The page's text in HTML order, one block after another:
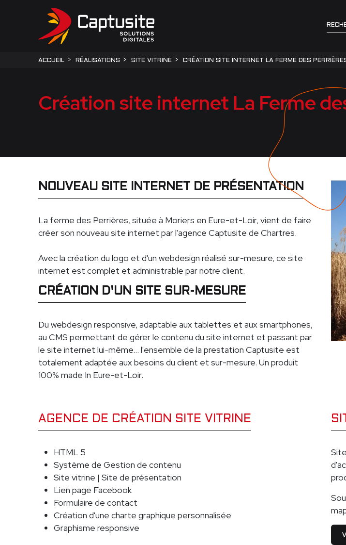
ACCUEIL RÉALISATIONS SITE VITRINE CRÉATION SITE INTERNET LA FERME DES
Création site internet La Ferme
NOUVEAU SITE INTERNET DE PRÉSENTATION
La ferme des Perrières, située à Moriers en Eure-et-Loir, vient de faire
créer son nouveau site internet par l'agence Captusite de Chartres.
Avec la création du logo et d'un webdesign réalisé sur-mesure, ce site
internet est complet et administrable par notre client.
CRÉATION D'UN SITE SUR-MESURE
Du webdesign responsive, adaptable aux tablettes et aux smartphones,
au CMS permettant de gérer le contenu du site internet et passant par
le site internet lui-même... l'ensemble de la prestation Captusite est
totalement adaptée aux besoins du client et sur-mesure. Un produit
100% made In Eure-et-Loir.
AGENCE DE CRÉATION SITE VITRINE
HTML 5
Système de Gestion de contenu
Site vitrine | Site de présentation
Lien page Facebook
Formulaire de contact
Création d'une charte graphique personnalisée
Graphisme responsive